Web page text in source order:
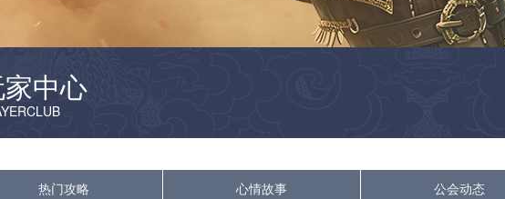
中心
热门攻略 心情故事 公会动态